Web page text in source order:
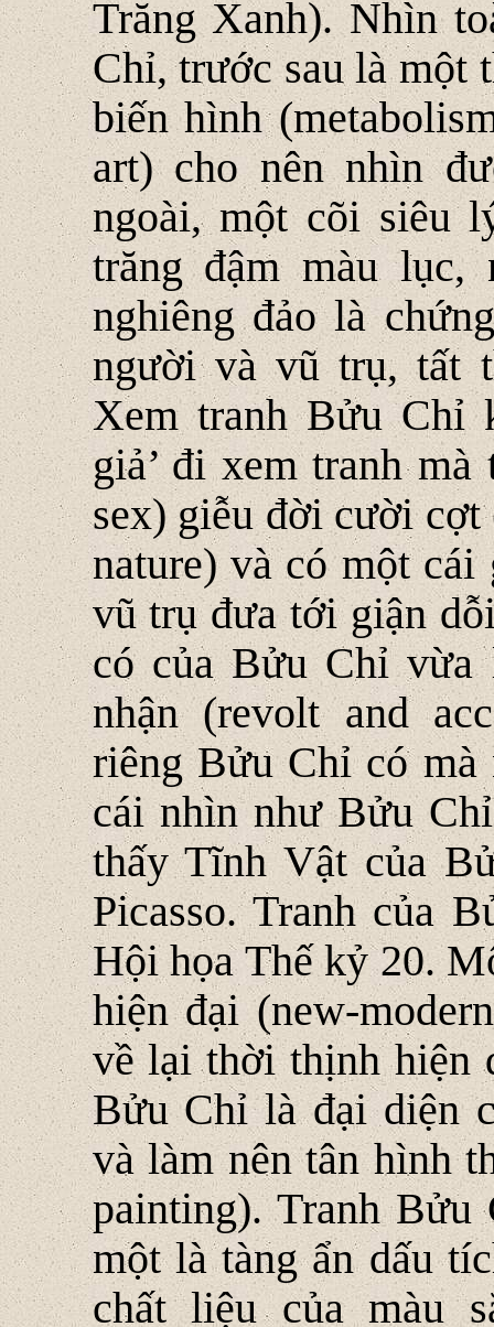
Trăng Xanh). Nhìn
Chỉ, trước sau là một
biến hình
art) cho nên nhìn
ngoài, một cõi siêu
trăng đậm màu lục,
nghiêng đảo là
người và vũ trụ, tất
Xem tranh Bửu Chỉ
giả’ đi xem tranh
sex) giễu đời cười cợt
nature) và có một
vũ trụ đưa tới giận
có của Bửu Chỉ vừa
nhận (revolt and
riêng Bửu Chỉ có mà
cái nhìn như Bửu
thấy Tĩnh Vật của
Picasso. Tranh của
Hội họa Thế kỷ 20.
hiện đại (new-
về lại thời thịnh hiện
Bửu Chỉ là đại diện
và làm nên tân hình
painting). Tranh Bửu
một là tàng ẩn dấu
chất liệu của màu